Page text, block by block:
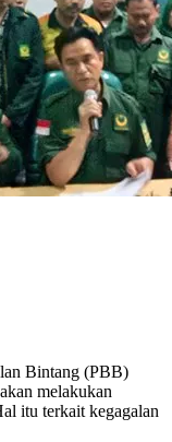
Bintang (PBB)
melakukan
itu terkait kegagalan